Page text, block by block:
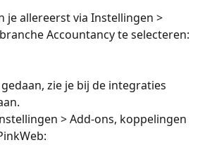
je allereerst via Instellingen >
Accountancy te selecteren:
zie je bij de integraties
> Add-ons, koppelingen